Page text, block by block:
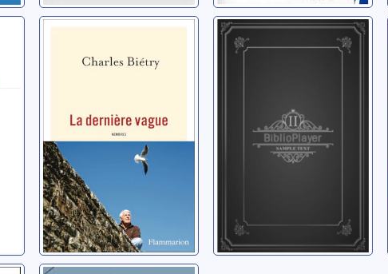
La dernière
vague
Schumann: les
chants de
André, Philippe